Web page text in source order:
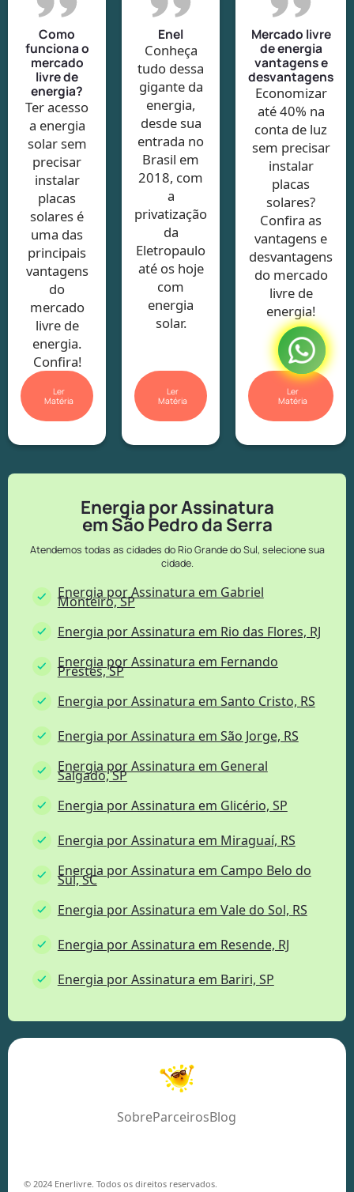
Como
funciona o
mercado
livre de
energia?
Ter acesso
a energia
solar sem
precisar
instalar
placas
solares é
uma das
principais
vantagens
do
mercado
livre de
energia.
Confira!
Ler
Matéria
Enel
Conheça
tudo dessa
gigante da
energia,
desde sua
entrada no
Brasil em
2018, com
a
privatização
da
Eletropaulo
até os hoje
com
energia
solar.
Ler
Matéria
Mercado livre
de energia
vantagens e
desvantagens
Economizar
até 40% na
conta de luz
sem precisar
instalar
placas
solares?
Confira as
vantagens e
desvantagens
do mercado
livre de
energia!
Ler
Matéria
Energia por Assinatura
em São Pedro da Serra
Atendemos todas as cidades do Rio Grande do Sul, selecione sua
cidade.
Energia por Assinatura em Gabriel
Monteiro, SP
Energia por Assinatura em Rio das Flores, RJ
Energia por Assinatura em Fernando
Prestes, SP
Energia por Assinatura em Santo Cristo, RS
Energia por Assinatura em São Jorge, RS
Energia por Assinatura em General
Salgado, SP
Energia por Assinatura em Glicério, SP
Energia por Assinatura em Miraguaí, RS
Energia por Assinatura em Campo Belo do
Sul, SC
Energia por Assinatura em Vale do Sol, RS
Energia por Assinatura em Resende, RJ
Energia por Assinatura em Bariri, SP
© 2024 Enerlivre. Todos os direitos reservados.
SobreParceirosBlog